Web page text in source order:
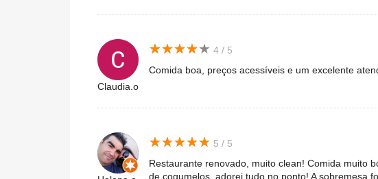
Claudia.o
★★★★★
★★★★★ 4 / 5
Comida boa, preços acessíveis e um excelente
★★★★★
★★★★★ 5 / 5
Restaurante renovado, muito clean! Comida muito
de cogumelos, adorei tudo no ponto! A sobremesa